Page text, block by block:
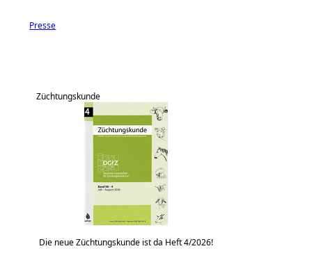
Presse
Züchtungskunde
Die neue Züchtungskunde ist da Heft 4/2026!